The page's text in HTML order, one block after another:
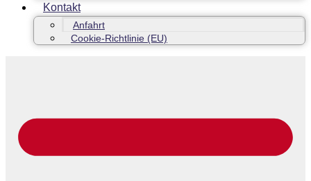
Kontakt
Anfahrt
Cookie-Richtlinie (EU)